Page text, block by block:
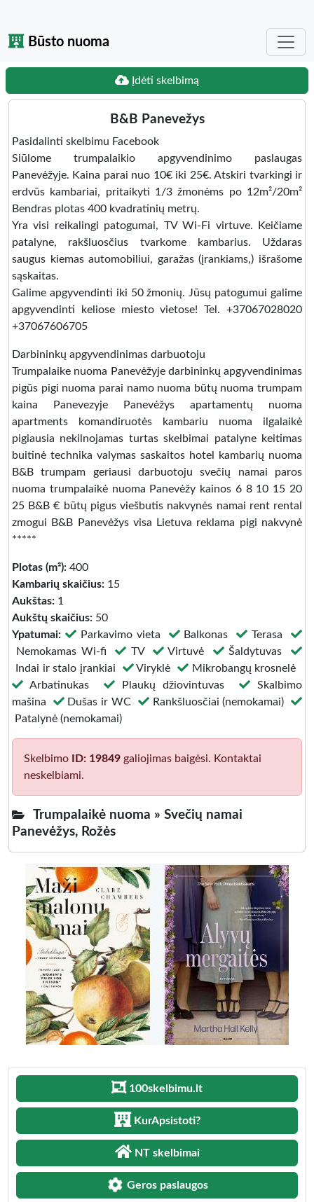
Būsto nuoma
Įdėti skelbimą
B&B Panevežys
Pasidalinti skelbimu Facebook
Siūlome trumpalaikio apgyvendinimo paslaugas
Panevėžyje. Kaina parai nuo 10€ iki 25€. Atskiri tvarkingi ir
erdvūs kambariai, pritaikyti 1/3 žmonėms po 12m²/20m²
Bendras plotas 400 kvadratinių metrų.
Yra visi reikalingi patogumai, TV Wi-Fi virtuve. Keičiame
patalyne, rakšluosčius tvarkome kambarius. Uždaras
saugus kiemas automobiliui, garažas (įrankiams,) išrašome
sąskaitas.
Galime apgyvendinti iki 50 žmonių. Jūsų patogumui galime
apgyvendinti keliose miesto vietose! Tel. +37067028020
+37067606705
Darbininkų apgyvendinimas darbuotoju
Trumpalaike nuoma Panevėžyje darbininkų apgyvendinimas
pigūs pigi nuoma parai namo nuoma būtų nuoma trumpam
kaina Panevezyje Panevėžys apartamentų nuoma
apartments komandiruotės kambariu nuoma ilgalaikė
pigiausia nekilnojamas turtas skelbimai patalyne keitimas
buitinė technika valymas saskaitos hotel kambarių nuoma
B&B trumpam geriausi darbuotoju svečių namai paros
nuoma trumpalaikė nuoma Panevėžy kainos 6 8 10 15 20
25 B&B € būtų pigus viešbutis nakvynės namai rent rental
zmogui B&B Panevėžys visa Lietuva reklama pigi nakvynė
*****
Plotas (m²): 400
Kambarių skaičius: 15
Aukštas: 1
Aukštų skaičius: 50
Ypatumai:
Parkavimo vieta Balkonas
Terasa
Nemokamas Wi-fi
TV Virtuvė
Šaldytuvas
Indai ir stalo įrankiai
Viryklė
Mikrobangų krosnelė
Arbatinukas
Plaukų džiovintuvas
Skalbimo
mašina
Dušas ir WC
Rankšluosčiai (nemokamai)
Patalynė (nemokamai)
Skelbimo ID: 19849 galiojimas baigėsi. Kontaktai
neskelbiami.
Trumpalaikė nuoma » Svečių namai
Panevėžys, Rožės
100skelbimu.lt
KurApsistoti?
NT skelbimai
Geros paslaugos